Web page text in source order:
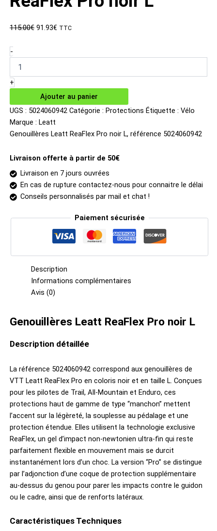
115.00€ Le
91.93€LeTTC
-
de
Genouillères
Leatt
ReaFlex
noir
L
+
Ajouter au panier
UGS : 5024060942 Catégorie : Protections Étiquette : Vélo
Marque : Leatt
Genouillères Leatt ReaFlex Pro noir L, référence 5024060942
Livraison offerte à partir de 50€
Livraison en 7 jours ouvrées
En cas de rupture contactez-nous pour connaitre le délai
Conseils personnalisés par mail et chat !
Paiement sécurisée
Description
Informations complémentaires
Avis (0)
Genouillères Leatt ReaFlex Pro noir L
Description détaillée
La référence 5024060942 correspond aux genouillères de
VTT Leatt ReaFlex Pro en coloris noir et en taille L. Conçues
pour les pilotes de Trail, All-Mountain et Enduro, ces
protections haut de gamme de type “manchon” mettent
l’accent sur la légèreté, la souplesse au pédalage et une
protection étendue. Elles utilisent la technologie exclusive
ReaFlex, un gel d’impact non-newtonien ultra-fin qui reste
parfaitement flexible en mouvement mais se durcit
instantanément lors d’un choc. La version “Pro” se distingue
par l’adjonction d’une coque de protection supplémentaire
au-dessus du genou pour parer les impacts contre le guidon
ou le cadre, ainsi que de renforts latéraux.
Caractéristiques Techniques